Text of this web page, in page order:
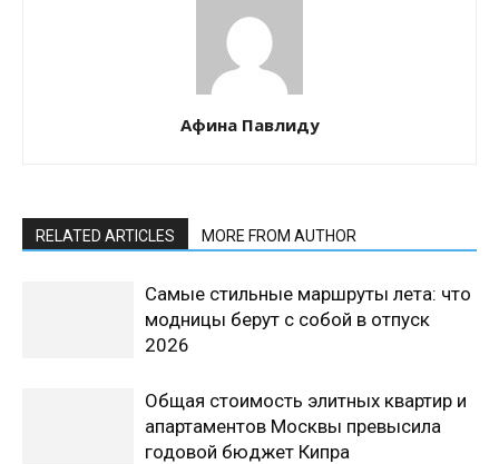
Афина Павлиду
RELATED ARTICLES MORE FROM AUTHOR
Самые стильные маршруты лета: что
модницы берут с собой в отпуск
2026
Общая стоимость элитных квартир и
апартаментов Москвы превысила
годовой бюджет Кипра